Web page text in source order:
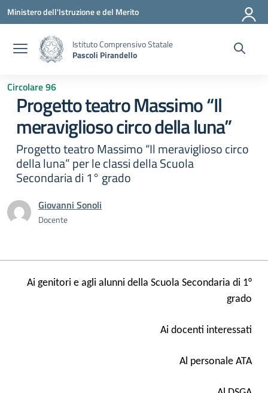
Vai ai contenuti
Vai al menu di navigazione
Vai al footer
Ministero dell'Istruzione e del Merito
Istituto Comprensivo Statale
Pascoli Pirandello
Circolare 96
Progetto teatro Massimo “Il
meraviglioso circo della luna”
Progetto teatro Massimo “Il meraviglioso circo
della luna” per le classi della Scuola
Secondaria di 1° grado
Giovanni Sonoli
Docente
Ai genitori e agli alunni della Scuola Secondaria di 1°
grado
Ai docenti interessati
Al personale ATA